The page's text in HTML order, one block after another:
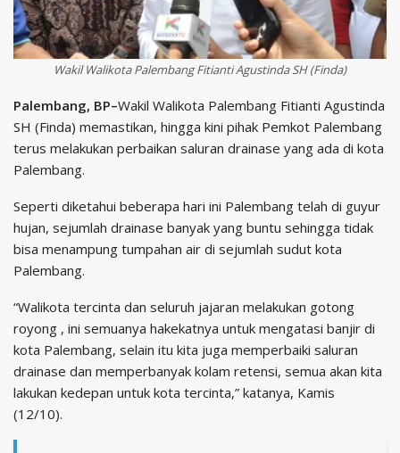
Wakil Walikota Palembang Fitianti Agustinda SH (Finda)
Palembang, BP–Wakil Walikota Palembang Fitianti Agustinda
SH (Finda) memastikan, hingga kini pihak Pemkot Palembang
terus melakukan perbaikan saluran drainase yang ada di kota
Palembang.
Seperti diketahui beberapa hari ini Palembang telah di guyur
hujan, sejumlah drainase banyak yang buntu sehingga tidak
bisa menampung tumpahan air di sejumlah sudut kota
Palembang.
“Walikota tercinta dan seluruh jajaran melakukan gotong
royong , ini semuanya hakekatnya untuk mengatasi banjir di
kota Palembang, selain itu kita juga memperbaiki saluran
drainase dan memperbanyak kolam retensi, semua akan kita
lakukan kedepan untuk kota tercinta,” katanya, Kamis
(12/10).